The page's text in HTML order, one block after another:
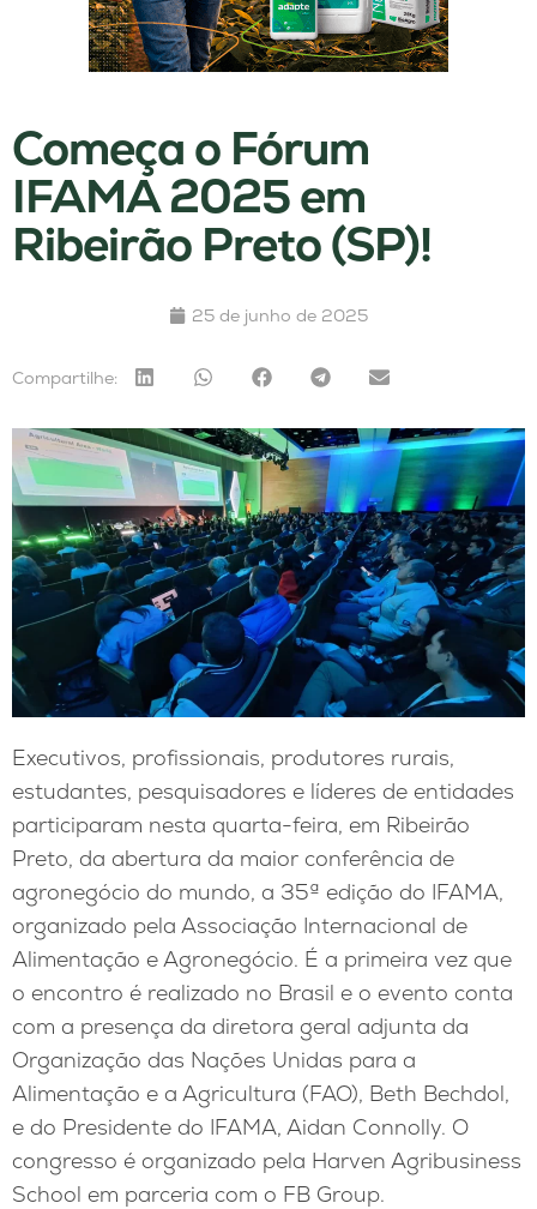
Começa o Fórum
IFAMA 2025 em
Ribeirão Preto (SP)!
25 de junho de 2025
Compartilhe:
Executivos, profissionais, produtores rurais,
estudantes, pesquisadores e líderes de entidades
participaram nesta quarta-feira, em Ribeirão
Preto, da abertura da maior conferência de
agronegócio do mundo, a 35ª edição do IFAMA,
organizado pela Associação Internacional de
Alimentação e Agronegócio. É a primeira vez que
o encontro é realizado no Brasil e o evento conta
com a presença da diretora geral adjunta da
Organização das Nações Unidas para a
Alimentação e a Agricultura (FAO), Beth Bechdol,
e do Presidente do IFAMA, Aidan Connolly. O
congresso é organizado pela Harven Agribusiness
School em parceria com o FB Group.